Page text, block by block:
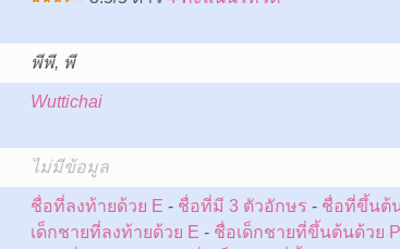
พีพี, พี
Wuttichai
ไม่มีข้อมูล
ชื่อที่ลงท้ายด้วย E - ชื่อที่มี 3 ตัวอักษร - ชื่อที่ขึ้นต้
เด็กชายที่ลงท้ายด้วย E - ชื่อเด็กชายที่ขึ้นต้นด้วย P